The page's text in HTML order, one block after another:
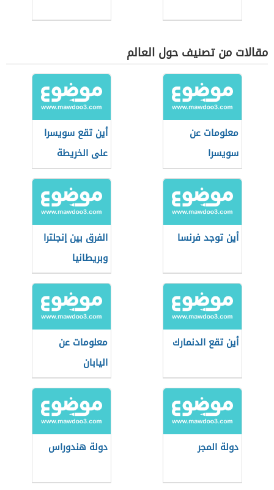
مقالات من تصنيف حول العالم
معلومات عن
سويسرا
أين تقع سويسرا
على الخريطة
أين توجد فرنسا
الفرق بين إنجلترا
وبريطانيا
أين تقع الدنمارك
معلومات عن
اليابان
دولة المجر دولة هندوراس